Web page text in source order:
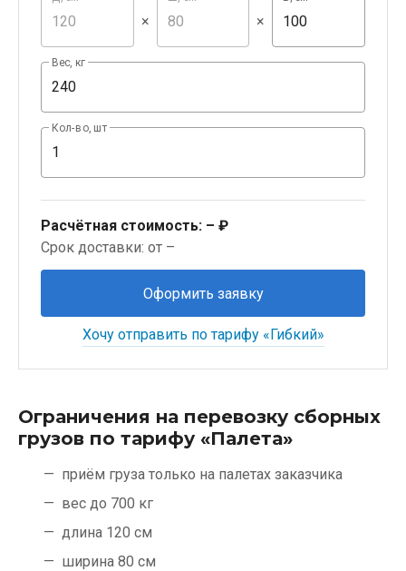
× ×
Вес, кг
Кол-во, шт
Расчётная стоимость: – ₽
Срок доставки: от –
Оформить заявку
Хочу отправить по тарифу «Гибкий»
Ограничения на перевозку сборных
грузов по тарифу «Палета»
приём груза только на палетах заказчика
вес до 700 кг
длина 120 см
ширина 80 см